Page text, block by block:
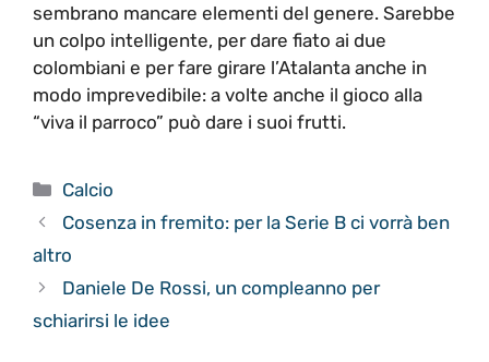
sembrano mancare elementi del genere. Sarebbe
un colpo intelligente, per dare fiato ai due
colombiani e per fare girare l’Atalanta anche in
modo imprevedibile: a volte anche il gioco alla
“viva il parroco” può dare i suoi frutti.
Categorie
Calcio
Cosenza in fremito: per la Serie B ci vorrà ben
altro
Daniele De Rossi, un compleanno per
schiarirsi le idee